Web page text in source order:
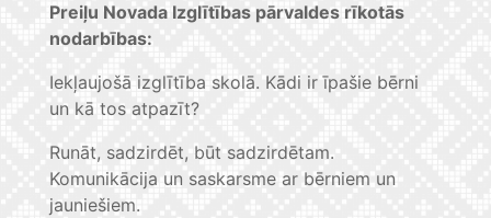
Preiļu Novada Izglītības pārvaldes rīkotās
nodarbības:
Iekļaujošā izglītība skolā. Kādi ir īpašie bērni
un kā tos atpazīt?
Runāt, sadzirdēt, būt sadzirdētam.
Komunikācija un saskarsme ar bērniem un
jauniešiem.